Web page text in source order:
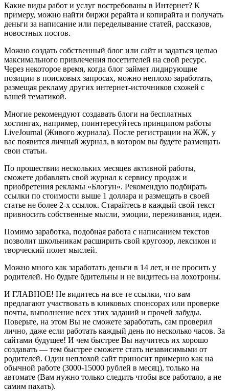
Какие виды работ и услуг востребованы в Интернет? К
примеру, можно найти биржи рерайта и копирайта и получать
деньги за написание или переделывание статей, рассказов,
новостных постов.
Можно создать собственный блог или сайт и задаться целью
максимального привлечения посетителей на свой ресурс.
Через некоторое время, когда блог займет лидирующие
позиции в поисковых запросах, можно неплохо заработать,
размещая рекламу других интернет-источников схожей с
вашей тематикой.
Многие рекомендуют создавать блоги на бесплатных
хостингах, например, поинтересуйтесь принципом работы
LiveJоurnal (Живого журнала). После регистрации на ЖЖ, у
вас появится личный журнал, в котором вы будете размещать
свои статьи.
По прошествии нескольких месяцев активной работы,
сможете добавлять свой журнал к сервису продаж и
приобретения рекламы «Блогун». Рекомендую подбирать
ссылки по стоимости выше 1 доллара и размещать в своей
статье не более 2-х ссылок. Старайтесь в каждый свой текст
привносить собственные мысли, эмоции, переживания, идеи.
Помимо заработка, подобная работа с написанием текстов
позволит школьникам расширить свой кругозор, лексикон и
творческий полет мыслей.
Можно много как заработать деньги в 14 лет, и не просить у
родителей. Но будьте бдительны и не видитесь на лохотроны.
И ГЛАВНОЕ! Не видитесь на все те ссылки, что вам
предлагают участвовать в кликовых спонсорах или проверке
почты, выполнение всех этих заданий и прочей лабуды.
Поверьте, на этом Вы не сможете заработать, сам проверил
лично, даже если работать каждый день по несколько часов. За
сайтами будущее! И чем быстрее Вы научитесь их хорошо
создавать — тем быстрее сможете стать независимыми от
родителей. Один неплохой сайт приносит примерно как на
обычной работе (3000-15000 рублей в месяц), только на
автомате (Вам нужно только следить чтобы все работало, а не
самим пахать).